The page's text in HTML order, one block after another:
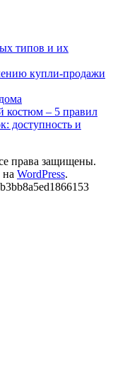
типов и их
купли-продажи
костюм – 5 правил
доступность и
права защищены.
на WordPress.